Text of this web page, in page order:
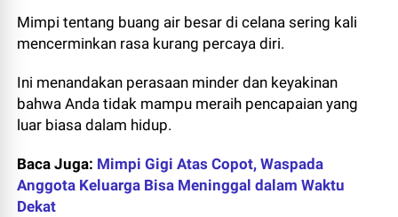
Mimpi tentang buang air besar di celana sering kali
mencerminkan rasa kurang percaya diri.
Ini menandakan perasaan minder dan keyakinan
bahwa Anda tidak mampu meraih pencapaian yang
luar biasa dalam hidup.
Baca Juga: Mimpi Gigi Atas Copot, Waspada
Anggota Keluarga Bisa Meninggal dalam Waktu
Dekat